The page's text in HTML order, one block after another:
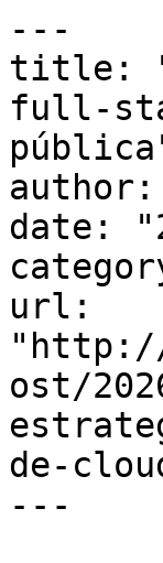
---
title:
full-
author:
date:
url:
"http://
ost/
de-
---